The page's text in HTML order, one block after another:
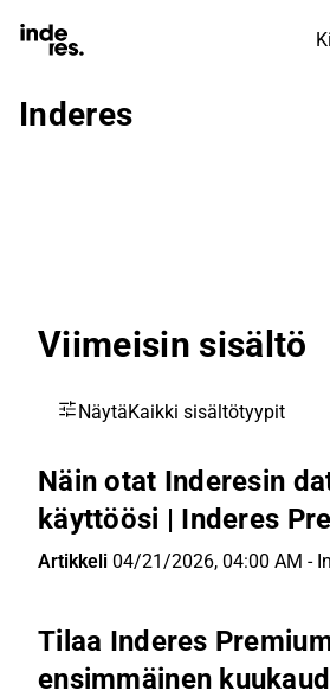
Inderes
Viimeisin sisältö
NäytäKaikki sisältötyypit
Näin otat Inderesin
käyttöösi | Inderes
Artikkeli 04/21/2026, 04:00 AM -
Tilaa Inderes
ensimmäinen